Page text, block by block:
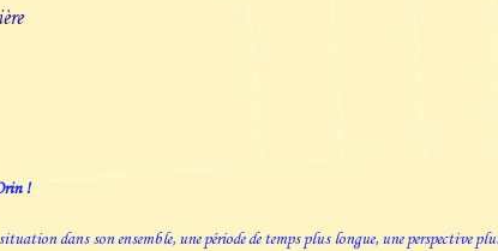
!
dans son ensemble, une période de temps plus longue, une perspective